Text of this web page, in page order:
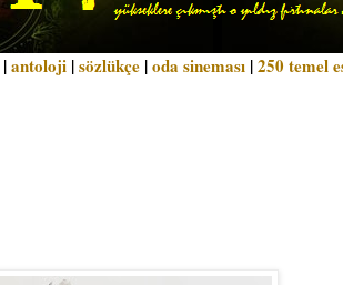
|antoloji |sözlükçe |oda sineması |250 temel